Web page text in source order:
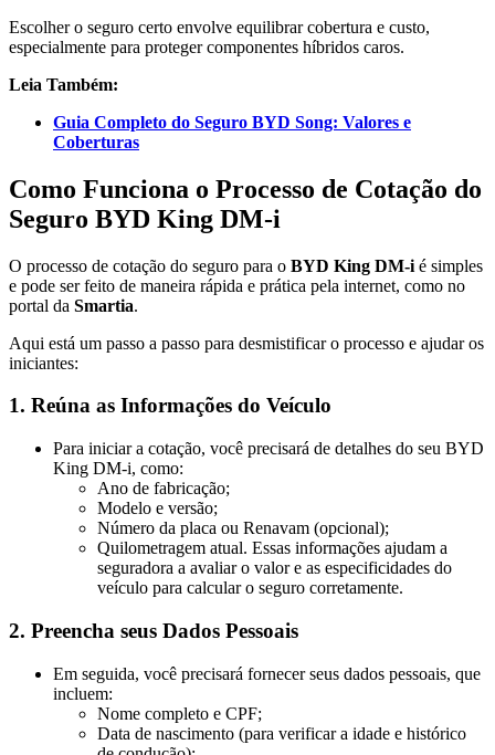
Escolher o seguro certo envolve equilibrar cobertura e custo,
especialmente para proteger componentes híbridos caros.
Leia Também:
Guia Completo do Seguro BYD Song: Valores e
Coberturas
Como Funciona o Processo de Cotação do
Seguro BYD King DM-i
O processo de cotação do seguro para o BYD King DM-i é simples
e pode ser feito de maneira rápida e prática pela internet, como no
portal da Smartia.
Aqui está um passo a passo para desmistificar o processo e ajudar os
iniciantes:
1. Reúna as Informações do Veículo
Para iniciar a cotação, você precisará de detalhes do seu BYD
King DM-i, como:
Ano de fabricação;
Modelo e versão;
Número da placa ou Renavam (opcional);
Quilometragem atual. Essas informações ajudam a
seguradora a avaliar o valor e as especificidades do
veículo para calcular o seguro corretamente.
2. Preencha seus Dados Pessoais
Em seguida, você precisará fornecer seus dados pessoais, que
incluem:
Nome completo e CPF;
Data de nascimento (para verificar a idade e histórico